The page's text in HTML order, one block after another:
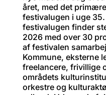
året, med det
festivalugen i uge
festivalugen finder
2026 med over 30
af festivalen
Kommune, eksterne
freelancere, frivillige
områdets
orkestre og